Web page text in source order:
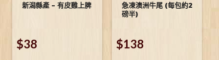
新潟縣產 – 有皮雞上脾
$38
急凍澳洲牛尾 (每包約2
磅半)
$138